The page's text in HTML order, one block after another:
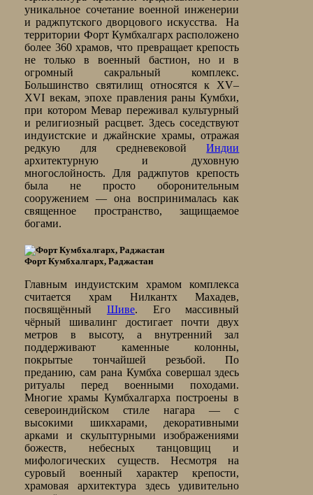
уникальное сочетание военной инженерии
и раджпутского дворцового искусства. На
территории Форт Кумбхалгарх расположено
более 360 храмов, что превращает крепость
не только в военный бастион, но и в
огромный сакральный комплекс.
Большинство святилищ относятся к XV–
XVI векам, эпохе правления раны Кумбхи,
при котором Мевар переживал культурный
и религиозный расцвет. Здесь соседствуют
индуистские и джайнские храмы, отражая
редкую для средневековойИндии
архитектурную и духовную
многослойность. Для раджпутов крепость
была не просто оборонительным
сооружением — она воспринималась как
священное пространство, защищаемое
богами.
Форт Кумбхалгарх, Раджастан
Главным индуистским храмом комплекса
считается храм Нилкантх Махадев,
посвящённый Шиве. Его массивный
чёрный шивалинг достигает почти двух
метров в высоту, а внутренний зал
поддерживают каменные колонны,
покрытые тончайшей резьбой. По
преданию, сам рана Кумбха совершал здесь
ритуалы перед военными походами.
Многие храмы Кумбхалгарха построены в
североиндийском стиле нагара — с
высокими шикхарами, декоративными
арками и скульптурными изображениями
божеств, небесных танцовщиц и
мифологических существ. Несмотря на
суровый военный характер крепости,
храмовая архитектура здесь удивительно